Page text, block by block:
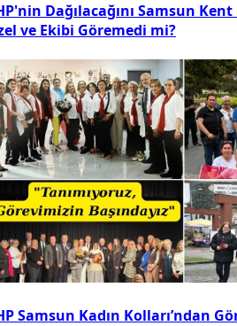
Dağılacağını Samsun
ve Ekibi Göremedi mi?
Samsun Kadın Kolları’ndan